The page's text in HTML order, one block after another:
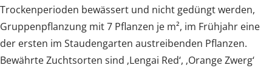
Trockenperioden bewässert und nicht gedüngt werden,
Gruppenpflanzung mit 7 Pflanzen je m², im Frühjahr eine
der ersten im Staudengarten austreibenden Pflanzen.
Bewährte Zuchtsorten sind ‚Lengai Red‘, ‚Orange Zwerg‘